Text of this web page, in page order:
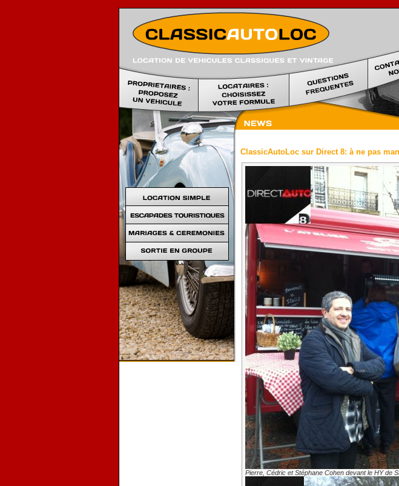
ClassicAutoLoc sur Direct 8: à ne pas
Pierre, Cédric et Stéphane Cohen devant le HY de